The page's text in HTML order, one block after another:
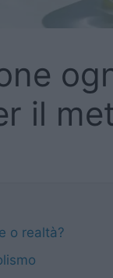
il
o realtà?